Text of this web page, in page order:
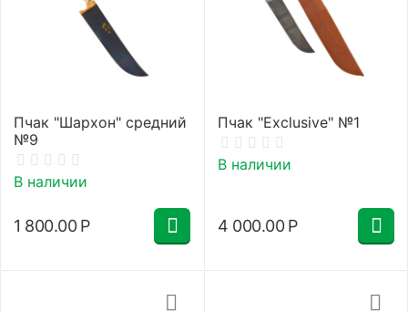
Пчак "Шархон" средний
№9
В наличии
1 800.00 Р
Пчак "Exclusive" №1
В наличии
4 000.00 Р